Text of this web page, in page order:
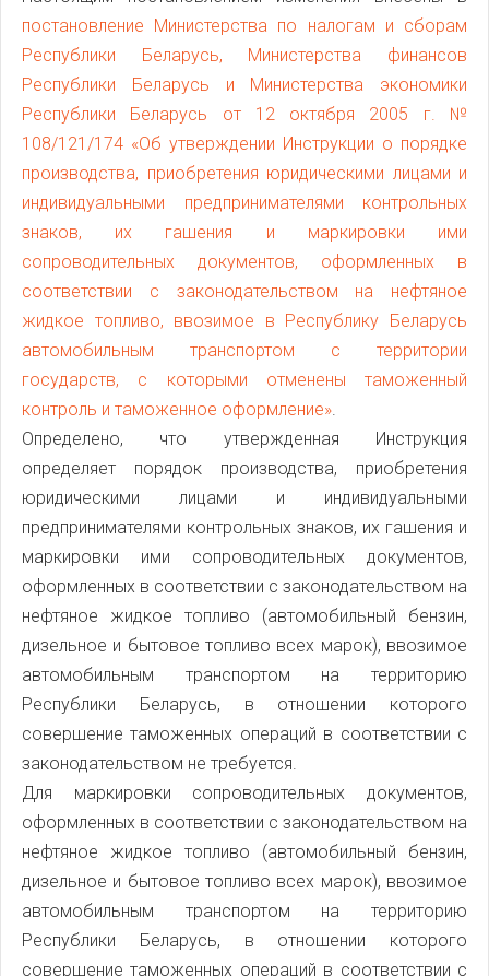
постановление Министерства по налогам и сборам
Республики Беларусь, Министерства финансов
Республики Беларусь и Министерства экономики
Республики Беларусь от 12 октября 2005 г. №
108/121/174 «Об утверждении Инструкции о порядке
производства, приобретения юридическими лицами и
индивидуальными предпринимателями контрольных
знаков, их гашения и маркировки ими
сопроводительных документов, оформленных в
соответствии с законодательством на нефтяное
жидкое топливо, ввозимое в Республику Беларусь
автомобильным транспортом с территории
государств, с которыми отменены таможенный
контроль и таможенное оформление».
Определено, что утвержденная Инструкция
определяет порядок производства, приобретения
юридическими лицами и индивидуальными
предпринимателями контрольных знаков, их гашения и
маркировки ими сопроводительных документов,
оформленных в соответствии с законодательством на
нефтяное жидкое топливо (автомобильный бензин,
дизельное и бытовое топливо всех марок), ввозимое
автомобильным транспортом на территорию
Республики Беларусь, в отношении которого
совершение таможенных операций в соответствии с
законодательством не требуется.
Для маркировки сопроводительных документов,
оформленных в соответствии с законодательством на
нефтяное жидкое топливо (автомобильный бензин,
дизельное и бытовое топливо всех марок), ввозимое
автомобильным транспортом на территорию
Республики Беларусь, в отношении которого
совершение таможенных операций в соответствии с